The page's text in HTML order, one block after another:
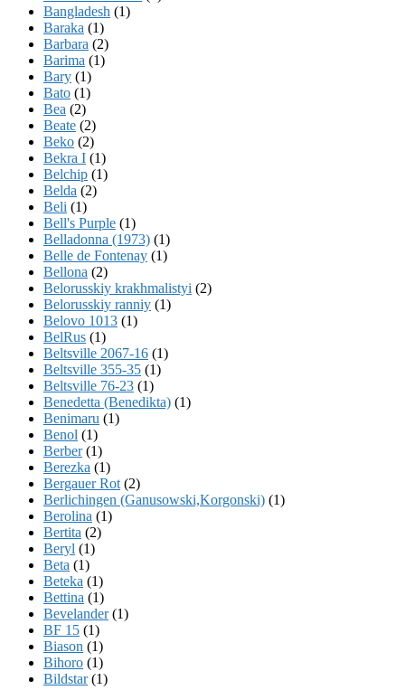
Bangladesh (1)
Baraka (1)
Barbara (2)
Barima (1)
Bary (1)
Bato (1)
Bea (2)
Beate (2)
Beko (2)
Bekra I (1)
Belchip (1)
Belda (2)
Beli (1)
Bell's Purple (1)
Belladonna (1973) (1)
Belle de Fontenay (1)
Bellona (2)
Belorusskiy krakhmalistyi (2)
Belorusskiy ranniy (1)
Belovo 1013 (1)
BelRus (1)
Beltsville 2067-16 (1)
Beltsville 355-35 (1)
Beltsville 76-23 (1)
Benedetta (Benedikta) (1)
Benimaru (1)
Benol (1)
Berber(1)
Berezka (1)
Bergauer Rot (2)
Berlichingen (Ganusowski,Korgonski) (1)
Berolina (1)
Bertita (2)
Beryl (1)
Beta (1)
Beteka (1)
Bettina (1)
Bevelander(1)
BF 15 (1)
Biason (1)
Bihoro (1)
Bildstar(1)